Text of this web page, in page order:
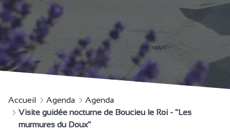
Accueil Agenda
Agenda
Visite guidée nocturne de Boucieu le Roi - "Les
murmures du Doux"